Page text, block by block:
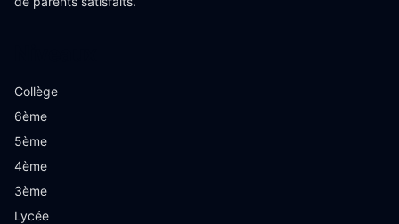
Collège
6ème
5ème
4ème
3ème
Lycée